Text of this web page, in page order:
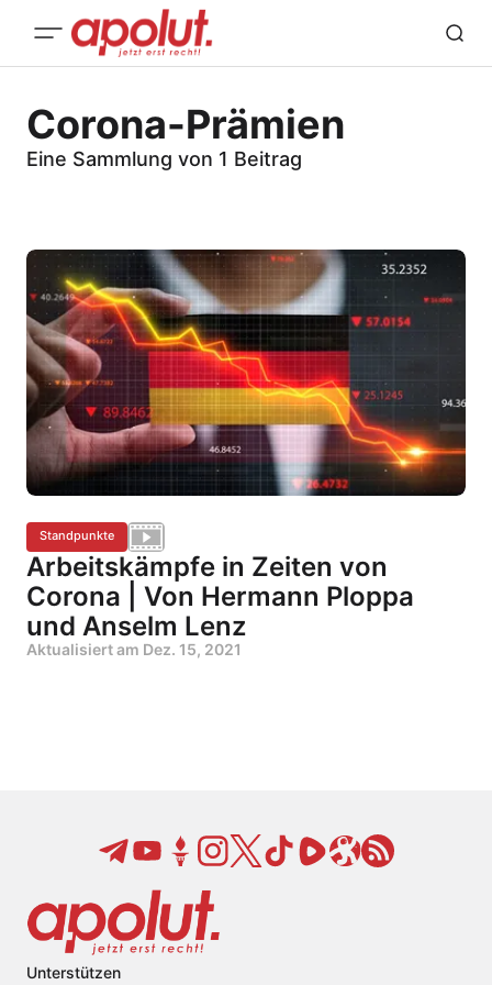
Corona-Prämien
Eine Sammlung von 1 Beitrag
Standpunkte
Arbeitskämpfe in Zeiten von
Corona | Von Hermann Ploppa
und Anselm Lenz
Aktualisiert am Dez. 15, 2021
Unterstützen